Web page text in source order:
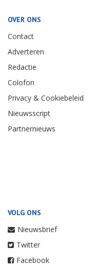
OVER ONS
Contact
Adverteren
Redactie
Colofon
Privacy & Cookiebeleid
Nieuwsscript
Partnernieuws
VOLG ONS
Nieuwsbrief
Twitter
Facebook